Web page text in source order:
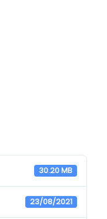
30.20 MB
23/08/2021